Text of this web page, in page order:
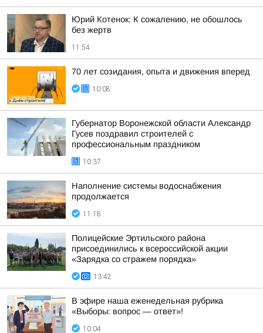
Юрий Котенок: К сожалению, не обошлось
без жертв
11:54
70 лет созидания, опыта и движения вперед
10:08
Губернатор Воронежской области Александр
Гусев поздравил строителей с
профессиональным праздником
10:37
Наполнение системы водоснабжения
продолжается
11:18
Полицейские Эртильского района
присоединились к всероссийской акции
«Зарядка со стражем порядка»
13:42
В эфире наша еженедельная рубрика
«Выборы: вопрос — ответ»!
10:04